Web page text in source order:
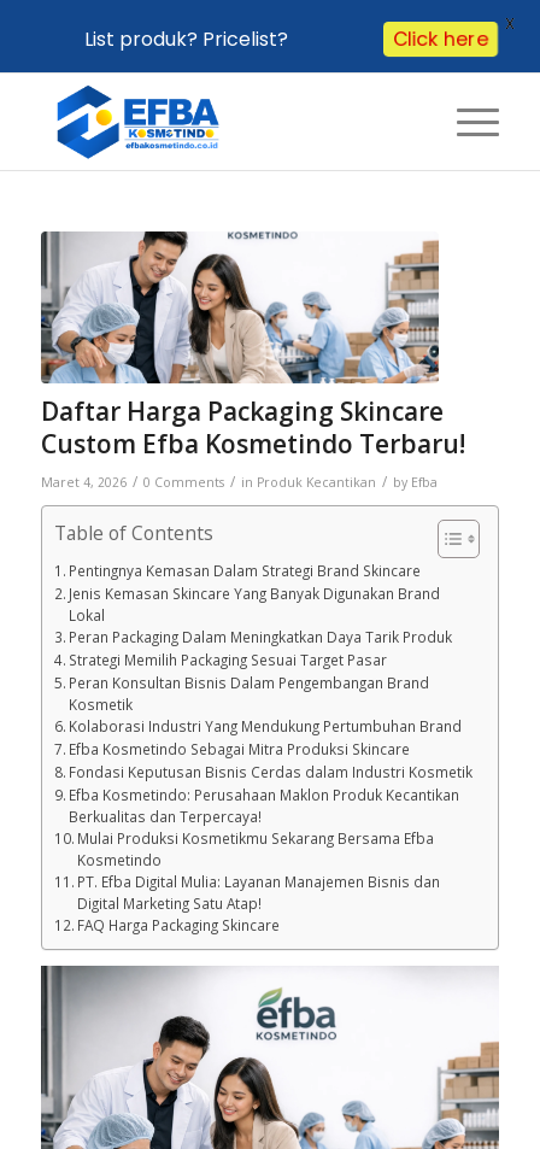
Daftar Harga Packaging Skincare
Custom Efba Kosmetindo Terbaru!
Maret 4, 2026 / 0 Comments / in Produk Kecantikan / by Efba
Table of Contents
Pentingnya Kemasan Dalam Strategi Brand Skincare
Jenis Kemasan Skincare Yang Banyak Digunakan Brand
Lokal
Peran Packaging Dalam Meningkatkan Daya Tarik Produk
Strategi Memilih Packaging Sesuai Target Pasar
Peran Konsultan Bisnis Dalam Pengembangan Brand
Kosmetik
Kolaborasi Industri Yang Mendukung Pertumbuhan Brand
Efba Kosmetindo Sebagai Mitra Produksi Skincare
Fondasi Keputusan Bisnis Cerdas dalam Industri Kosmetik
Efba Kosmetindo: Perusahaan Maklon Produk Kecantikan
Berkualitas dan Terpercaya!
Mulai Produksi Kosmetikmu Sekarang Bersama Efba
Kosmetindo
PT. Efba Digital Mulia: Layanan Manajemen Bisnis dan
Digital Marketing Satu Atap!
FAQ Harga Packaging Skincare
List produk? Pricelist? Click here X